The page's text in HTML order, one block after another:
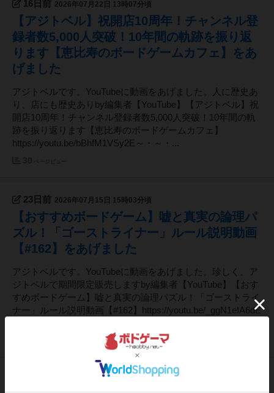
16日前 2026年07月22日 13時07分頃
【アジトベル】祝開店10周年！チャンネル登
録者数5,000人突破！10年間の軌跡を振り返
ります【恵比寿のボードゲームカフェ】をあ
げました
アジトベルです。YouTubeに動画をあげました。人に歴史あ
り、店にも歴史ありby編集者【YouTube】【アジトベル】祝
開店10周年！チャンネル登録者数5,000人突破！10年間の軌
跡を振り返ります【恵比寿のボードゲームカフェ】
https://youtu.be/bBhfM1VSy2E～・～・...
23日前 2026年07月15日 15時03分頃
【おすすめボードゲーム】嘘と真実の論理パ
ズル！「ゴーストライナー」ルール説明動画
【#162】をあげました
アジトベルです。YouTubeに動画をあげました。珍しく、ア
ジトベルで期間限定販売しますby編集者【YouTube】【おす
すめボードゲーム】嘘と真実の論理パズル！「ゴーストライ
ナー」ルール説明動画【#162】https://youtu.be/_ggN1eIA6dE
他605件のスタッフブログ